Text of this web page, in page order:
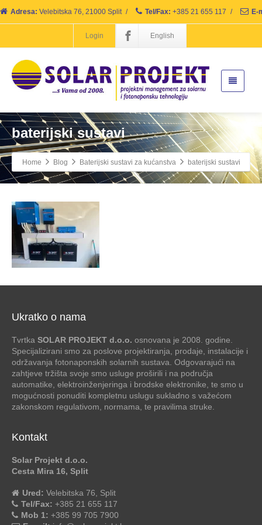
Adresa: Velebitska 76, 21000 Split / Tel/Fax: +385 21 655 117 / E-
Login English
baterijski sustavi
Home Blog Baterijski sustavi za kućanstva baterijski sustavi
Ukratko o nama
Tvrtka SOLAR PROJEKT d.o.o. osnovana je 2008. godine.
Specijalizirani smo za poslove projektiranja, prodaje, instalacije i
održavanja fotonaponskih solarnih sustava. Odgovarajući na
zahtjeve tržišta svoje smo usluge proširili i na područja
automatike, elektroinženjeringa i brodske elektronike, te smo u
mogućnosti ponuditi kompletnu uslugu sukladno s važećom
zakonskom regulativom, normama, te pravilima struke.
Kontakt
Solar Projekt d.o.o.
Cesta Mira 16, Split
Ured: Velebitska 76, Split
Tel/Fax: +385 21 655 117
Mob 1: +385 99 705 7900